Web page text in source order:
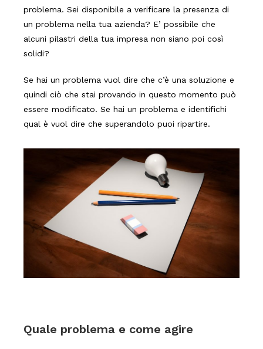
problema. Sei disponibile a verificare la presenza di
un problema nella tua azienda? E’ possibile che
alcuni pilastri della tua impresa non siano poi così
solidi?
Se hai un problema vuol dire che c’è una soluzione e
quindi ciò che stai provando in questo momento può
essere modificato. Se hai un problema e identifichi
qual è vuol dire che superandolo puoi ripartire.
Quale problema e come agire